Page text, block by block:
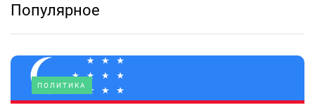
Популярное
ПОЛИТИКА